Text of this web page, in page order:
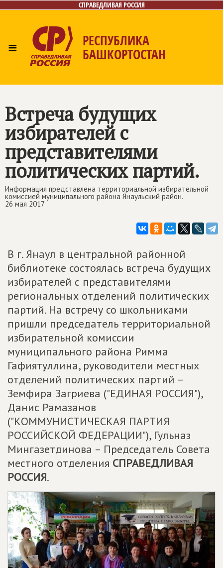
СПРАВЕДЛИВАЯ РОССИЯ
≡ РЕСПУБЛИКА
БАШКОРТОСТАН
Контакты
Встреча будущих
избирателей с
представителями
политических партий.
Информация представлена территориальной избирательной
комиссией муниципального района Янаульский район.
26 мая 2017
В г. Янаул в центральной районной
библиотеке состоялась встреча будущих
избирателей с представителями
региональных отделений политических
партий. На встречу со школьниками
пришли председатель территориальной
избирательной комиссии
муниципального района Римма
Гафиятуллина, руководители местных
отделений политических партий –
Земфира Загриева ("ЕДИНАЯ РОССИЯ"),
Данис Рамазанов
("КОММУНИСТИЧЕСКАЯ ПАРТИЯ
РОССИЙСКОЙ ФЕДЕРАЦИИ"), Гульназ
Мингазетдинова – Председатель Совета
местного отделения СПРАВЕДЛИВАЯ
РОССИЯ.